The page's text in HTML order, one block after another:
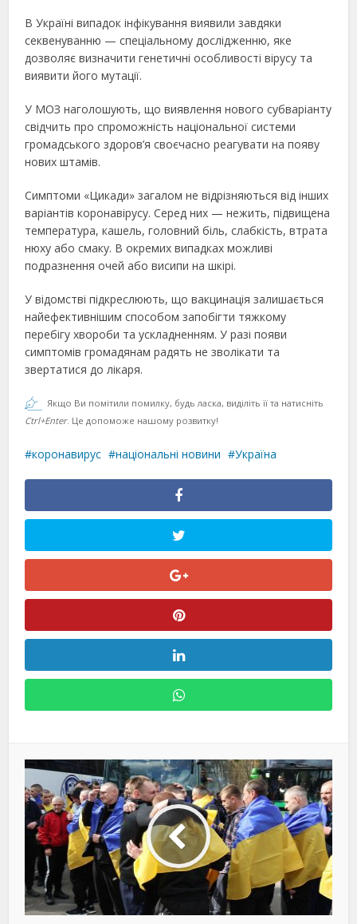
В Україні випадок інфікування виявили завдяки
секвенуванню — спеціальному дослідженню, яке
дозволяє визначити генетичні особливості вірусу та
виявити його мутації.
У МОЗ наголошують, що виявлення нового субваріанту
свідчить про спроможність національної системи
громадського здоров’я своєчасно реагувати на появу
нових штамів.
Симптоми «Цикади» загалом не відрізняються від інших
варіантів коронавірусу. Серед них — нежить, підвищена
температура, кашель, головний біль, слабкість, втрата
нюху або смаку. В окремих випадках можливі
подразнення очей або висипи на шкірі.
У відомстві підкреслюють, що вакцинація залишається
найефективнішим способом запобігти тяжкому
перебігу хвороби та ускладненням. У разі появи
симптомів громадянам радять не зволікати та
звертатися до лікаря.
Якщо Ви помітили помилку, будь ласка, виділіть її та натисніть
Ctrl+Enter. Це допоможе нашому розвитку!
коронавирус національні новини Україна